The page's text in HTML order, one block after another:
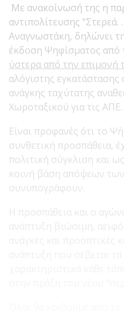
Με ανακοίνωσή της η
αντιπολίτευσης
Αναγνωστάκη, δηλώνει
έκδοση Ψηφίσματος από
ύστερα από την επιμονή
αλόγιστης
ανάγκης ταχύτατης
Χωροταξικού για τις ΑΠΕ.
Είναι προφανές ότι το
συνθετική προσπάθεια,
πολιτική σύγκλιση και
κοινή βάση απόψεων
συνυπογράφουν.
Η προσπάθεια και ο